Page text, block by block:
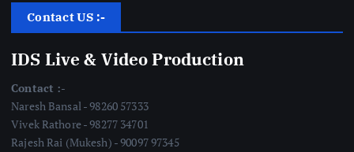
Contact US :-
IDS Live & Video Production
Contact :-
Naresh Bansal - 98260 57333
Vivek Rathore - 98277 34701
Rajesh Rai (Mukesh) - 90097 97345